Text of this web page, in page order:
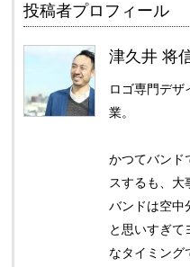
投稿者プロフィール
津久井 将
ロゴ専門デザ
業。
かつてバンド
スするも、大
バンドは空中
と思いすぎて
なタイミング